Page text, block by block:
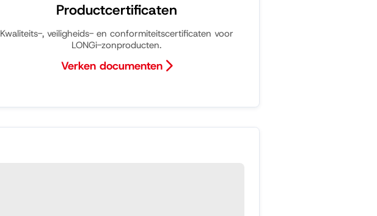
Productcertificaten
Kwaliteits-, veiligheids- en conformiteitscertificaten voor
LONGi-zonproducten.
Verken documenten 